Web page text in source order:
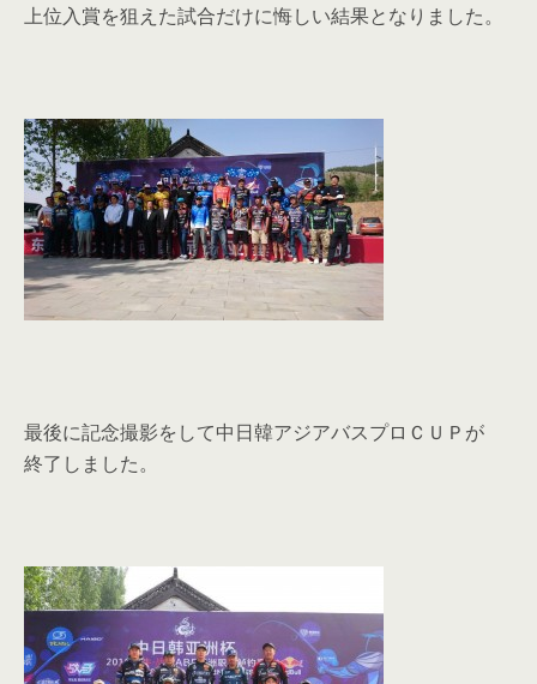
上位入賞を狙えた試合だけに悔しい結果となりました。
最後に記念撮影をして中日韓アジアバスプロＣＵＰが
終了しました。